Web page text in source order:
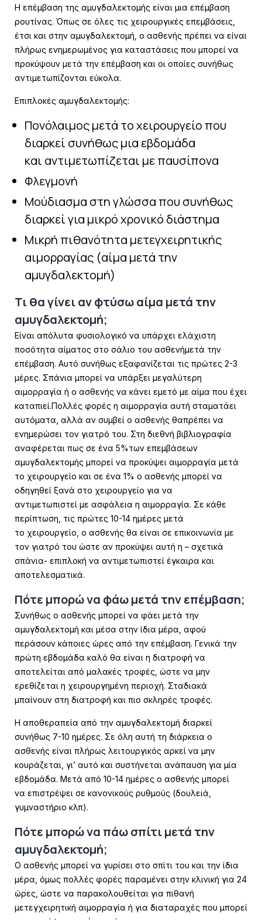
Η επέμβαση της αμυγδαλεκτομής είναι μια επέμβαση
ρουτίνας. Όπως σε όλες τις χειρουργικές επεμβάσεις,
έτσι και στην αμυγδαλεκτομή, ο ασθενής πρέπει να είναι
πλήρως ενημερωμένος για καταστάσεις που μπορεί να
προκύψουν μετά την επέμβαση και οι οποίες συνήθως
αντιμετωπίζονται εύκολα.
Επιπλοκές αμυγδαλεκτομής:
Πονόλαιμος μετά το χειρουργείο που
διαρκεί συνήθως μια εβδομάδα
και αντιμετωπίζεται με παυσίπονα
Φλεγμονή
Μούδιασμα στη γλώσσα που συνήθως
διαρκεί για μικρό χρονικό διάστημα
Μικρή πιθανότητα μετεγχειρητικής
αιμορραγίας (αίμα μετά την
αμυγδαλεκτομή)
Τι θα γίνει αν φτύσω αίμα μετά την
αμυγδαλεκτομή;
Είναι απόλυτα φυσιολογικό να υπάρχει ελάχιστη
ποσότητα αίματος στο σάλιο του ασθενήμετά την
επέμβαση. Αυτό συνήθως εξαφανίζεται τις πρώτες 2-3
μέρες. Σπάνια μπορεί να υπάρξει μεγαλύτερη
αιμορραγία ή ο ασθενής να κάνει εμετό με αίμα που έχει
καταπιεί.Πολλές φορές η αιμορραγία αυτή σταματάει
αυτόματα, αλλά αν συμβεί ο ασθενής θαπρέπει να
ενημερώσει τον γιατρό του. Στη διεθνή βιβλιογραφία
αναφέρεται πως σε ένα 5%των επεμβάσεων
αμυγδαλεκτομής μπορεί να προκύψει αιμορραγία μετά
το χειρουργείο και σε ένα 1% ο ασθενής μπορεί να
οδηγηθεί ξανά στο χειρουργείο για να
αντιμετωπιστεί με ασφάλεια η αιμορραγία. Σε κάθε
περίπτωση, τις πρώτες 10-14 ημέρες μετά
το χειρουργείο, ο ασθενής θα είναι σε επικοινωνία με
τον γιατρό του ώστε αν προκύψει αυτή η – σχετικά
σπάνια- επιπλοκή να αντιμετωπιστεί έγκαιρα και
αποτελεσματικά.
Πότε μπορώ να φάω μετά την επέμβαση;
Συνήθως ο ασθενής μπορεί να φάει μετά την
αμυγδαλεκτομή και μέσα στην ίδια μέρα, αφού
περάσουν κάποιες ώρες από την επέμβαση. Γενικά την
πρώτη εβδομάδα καλό θα είναι η διατροφή να
αποτελείται από μαλακές τροφές, ώστε να μην
ερεθίζεται η χειρουργημένη περιοχή. Σταδιακά
μπαίνουν στη διατροφή και πιο σκληρές τροφές.
Η αποθεραπεία από την αμυγδαλεκτομή διαρκεί
συνήθως 7-10 ημέρες. Σε όλη αυτή τη διάρκεια ο
ασθενής είναι πλήρως λειτουργικός αρκεί να μην
κουράζεται, γι’ αυτό και συστήνεται ανάπαυση για μία
εβδομάδα. Μετά από 10-14 ημέρες ο ασθενής μπορεί
να επιστρέψει σε κανονικούς ρυθμούς (δουλειά,
γυμναστήριο κλπ).
Πότε μπορώ να πάω σπίτι μετά την
αμυγδαλεκτομή;
Ο ασθενής μπορεί να γυρίσει στο σπίτι του και την ίδια
μέρα, όμως πολλές φορές παραμένει στην κλινική για 24
ώρες, ώστε να παρακολουθείται για πιθανή
μετεγχειρητική αιμορραγία ή για διαταραχές που μπορεί